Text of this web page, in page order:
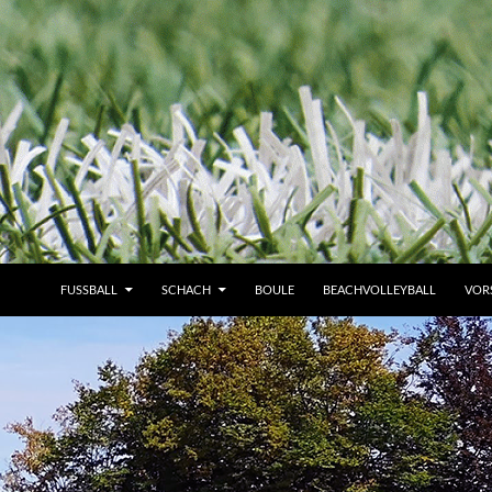
FUSSBALL SCHACH BOULE BEACHVOLLEYBALL